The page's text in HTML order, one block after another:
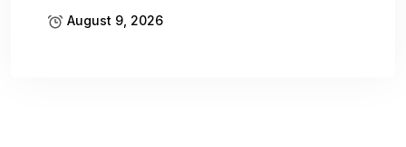
August 9, 2026